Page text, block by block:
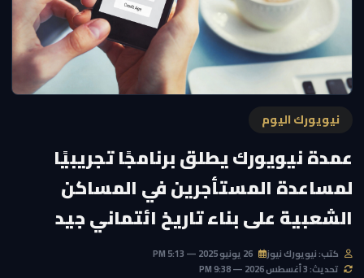
نيويورك اليوم
عمدة نيويورك يطلق برنامجًا تجريبيًا
لمساعدة المستأجرين في المساكن
الشعبية على بناء تاريخ ائتماني جيد
كتب: نيويورك نيوز
تحديث: 3 أغسطس 2026 — 9:38 PM